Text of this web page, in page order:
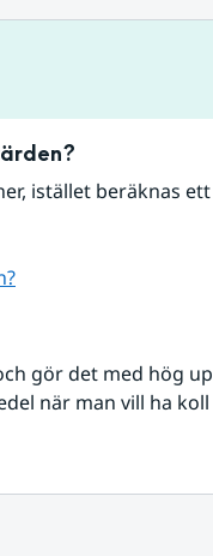
istället beräknas
gör det med hög
när man vill ha